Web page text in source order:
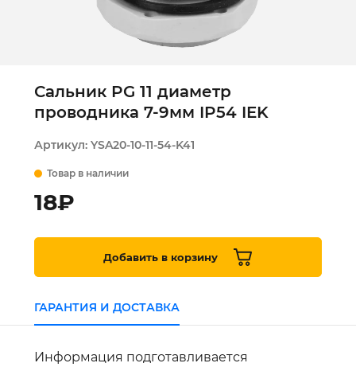
Сальник PG 11 диаметр
проводника 7-9мм IP54 IEK
Артикул: YSA20-10-11-54-K41
Товар в наличии
18₽
Добавить в корзину
ГАРАНТИЯ И ДОСТАВКА
Информация подготавливается